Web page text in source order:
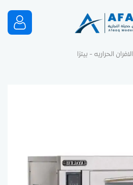
الافران الحراريه - بيتزا